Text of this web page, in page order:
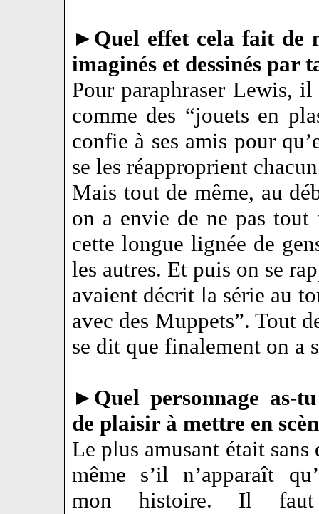
► Quel effet cela fait de
imaginés et dessinés par
Pour paraphraser Lewis,
comme des “jouets en
confie à ses amis pour
se les réapproprient
Mais tout de même, au
on a envie de ne pas
cette longue lignée de
les autres. Et puis on se
avaient décrit la série au
avec des Muppets”. Tout
se dit que finalement on a
► Quel personnage as-
de plaisir à mettre en
Le plus amusant était sans
même s’il n’apparaît
mon histoire. Il